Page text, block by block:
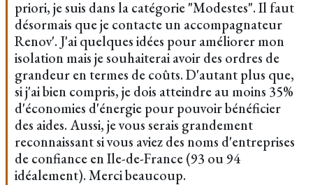
priori, je suis dans la catégorie "Modestes". Il faut
désormais que je contacte un accompagnateur
Renov'. J'ai quelques idées pour améliorer mon
isolation mais je souhaiterai avoir des ordres de
grandeur en termes de coûts. D'autant plus que,
si j'ai bien compris, je dois atteindre au moins 35%
d'économies d'énergie pour pouvoir bénéficier
des aides. Aussi, je vous serais grandement
reconnaissant si vous aviez des noms d'entreprises
de confiance en Ile-de-France (93 ou 94
idéalement). Merci beaucoup.